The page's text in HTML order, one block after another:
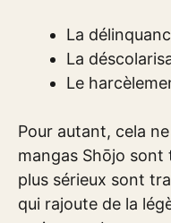
La
La
Le
Pour autant, cela
mangas Shōjo sont
plus sérieux sont
qui rajoute de la